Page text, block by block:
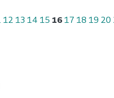
12 13 14 15 16 17 18 19 20